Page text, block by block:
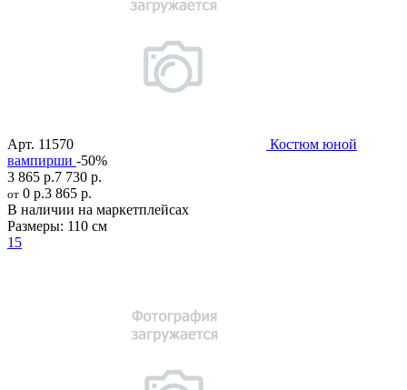
Арт. 11570
Костюм юной
вампирши -50%
3 865 р.7 730 р.
от 0 р.3 865 р.
В наличии на маркетплейсах
Размеры: 110 см
15